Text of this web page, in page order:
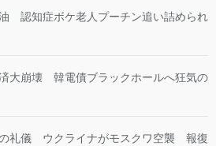
認知症ボケ老人プーチン追い詰められ
大崩壊 韓電債ブラックホールへ狂気の
の礼儀 ウクライナがモスクワ空襲 報復